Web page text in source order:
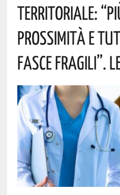
Territoriale:
Prossimità E
Fasce Fragili”.